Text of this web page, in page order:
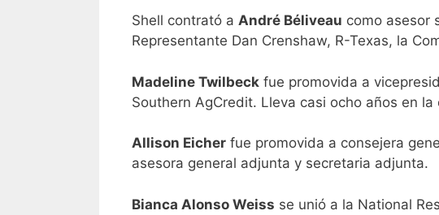
Shell contrató a André Béliveau como asesor
Representante Dan Crenshaw, R-Texas, la
Madeline Twilbeck fue promovida a
Southern AgCredit. Lleva casi ocho años en la
Allison Eicher fue promovida a consejera
asesora general adjunta y secretaria adjunta.
Bianca Alonso Weiss se unió a la National